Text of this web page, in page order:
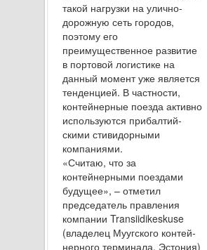
такой нагрузки на улично-
дорожную сеть городов,
поэтому его
преимущественное раз­витие
в портовой логистике на
данный момент уже является
тенденцией. В частности,
контей­нерные поезда активно
используются прибалтий­
скими стивидорными
компаниями.
«Считаю, что за
контейнерными поездами
буду­щее», – отметил
председатель правления
компа­нии Transiidikeskuse
(владелец Муугского контей­
нерного терминала, Эстония)